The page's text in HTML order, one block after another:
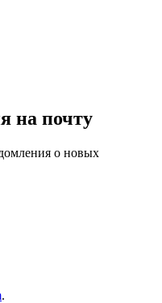
на почту
о новых
.